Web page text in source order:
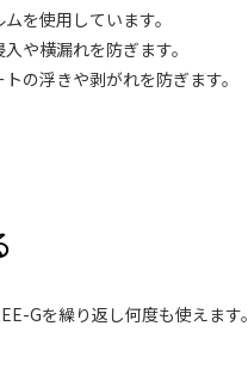
を使用しています。
や横漏れを防ぎます。
の浮きや剥がれを防ぎます。
Gを繰り返し何度も使えます。